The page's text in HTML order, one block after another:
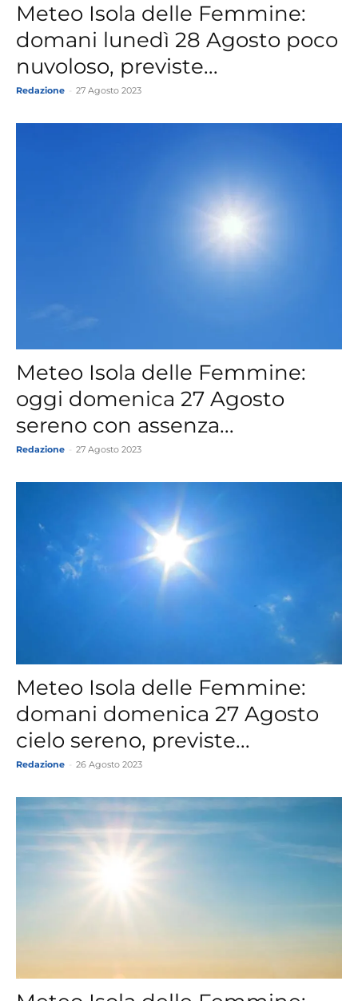
Meteo Isola delle Femmine:
domani lunedì 28 Agosto poco
nuvoloso, previste...
Redazione 27 Agosto 2023
Meteo Isola delle Femmine:
oggi domenica 27 Agosto
sereno con assenza...
Redazione 27 Agosto 2023
Meteo Isola delle Femmine:
domani domenica 27 Agosto
cielo sereno, previste...
Redazione 26 Agosto 2023